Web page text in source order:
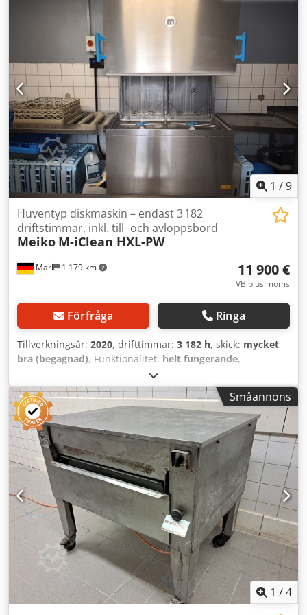
effekt: 81 kW, vattenvolym: 340 l, vattentrycksområde: 1,5
bar–10 bar, vattenförbrukning per cykel: 220 l/h,
vattentemperatur per cykel: 12 °C, vattenhårdhet: 3 °dH,
ledningsförmåga: 80 µS/cm, total luftflöde från maskinen:
1500 m³/h. Maskinens mått (X/Y/Z): ca 7550 mm/1200
mm/2150 mm. Dokumentation finns. En inspektion på plats
är möjlig. Dkedpfezmymuox Ander
1 /9
Marl 1 179 km
Huventyp diskmaskin – endast 3 182
driftstimmar, inkl. till- och avloppsbord
Meiko M-iClean HXL-PW
11 900 €
VB plus moms
Förfråga Ringa
Tillverkningsår: 2020, drifttimmar: 3 182 h, skick: mycket
bra (begagnad), Funktionalitet: helt fungerande,
10465394
PW – diskmaskin med dubbla korgar och lock, av högsta
kvalitet, från löpande verksamhet på en evenemangslokal.
Imponerande specifikationer enligt maskinens display:
endast 3 182 driftstimmar och 23 991 cykler – ovanligt lågt
för tillverkningsåret (skärmdump i bilderna). I driftsättning
27.02.2020, serienummer 10465394, programvara 6.4.6.
Djdpfsznd U Sox Andokr Utrustning: system med dubbla
korgar, 2 × 500 × 500 mm, upp till 120 korgar/timme;
PowerWash med flera pumpeffektsnivåer; automatisk
luckfunktion med automatisk korgdetektering; dosering av
rengöringsmedel och sköljmedel; avloppspump; fri
genomgångshöjd 505 mm; inklusive inmatningbord med
rullbanor och utmatningbord; anslutning 400 V. Idealisk
för evenemangslokaler, catering, personalmatsalar, hotell
eller storkök. Besiktning och provkörning på plats är
möjligt och önskvärt. Säljs som en kommersiell transaktion
Småannons
1 /4